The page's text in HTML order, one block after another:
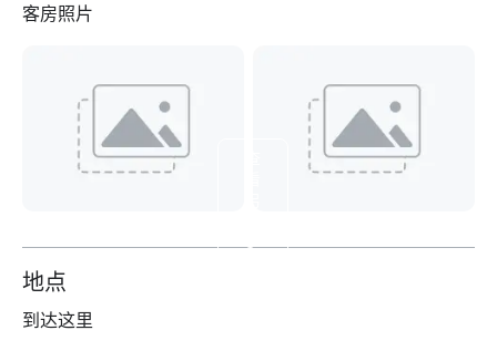
客房照片
3
地点
到达这里